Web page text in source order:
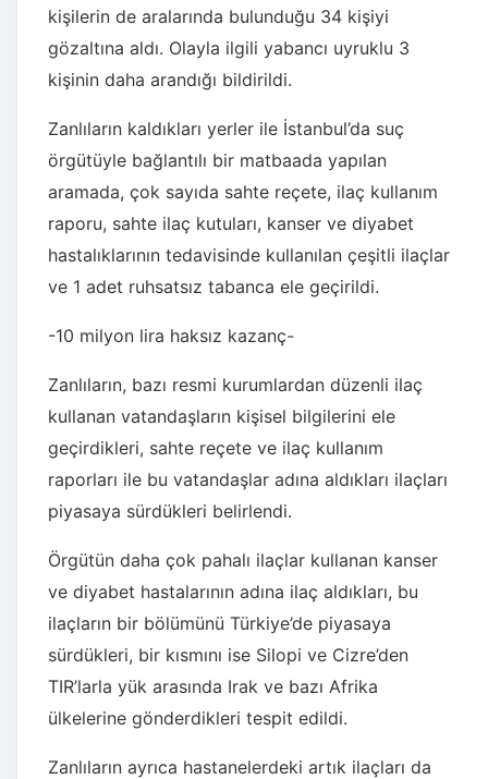
kişilerin de aralarında bulunduğu 34 kişiyi
gözaltına aldı. Olayla ilgili yabancı uyruklu 3
kişinin daha arandığı bildirildi.
Zanlıların kaldıkları yerler ile İstanbul’da suç
örgütüyle bağlantılı bir matbaada yapılan
aramada, çok sayıda sahte reçete, ilaç kullanım
raporu, sahte ilaç kutuları, kanser ve diyabet
hastalıklarının tedavisinde kullanılan çeşitli ilaçlar
ve 1 adet ruhsatsız tabanca ele geçirildi.
-10 milyon lira haksız kazanç-
Zanlıların, bazı resmi kurumlardan düzenli ilaç
kullanan vatandaşların kişisel bilgilerini ele
geçirdikleri, sahte reçete ve ilaç kullanım
raporları ile bu vatandaşlar adına aldıkları ilaçları
piyasaya sürdükleri belirlendi.
Örgütün daha çok pahalı ilaçlar kullanan kanser
ve diyabet hastalarının adına ilaç aldıkları, bu
ilaçların bir bölümünü Türkiye’de piyasaya
sürdükleri, bir kısmını ise Silopi ve Cizre’den
TIR’larla yük arasında Irak ve bazı Afrika
ülkelerine gönderdikleri tespit edildi.
Zanlıların ayrıca hastanelerdeki artık ilaçları da